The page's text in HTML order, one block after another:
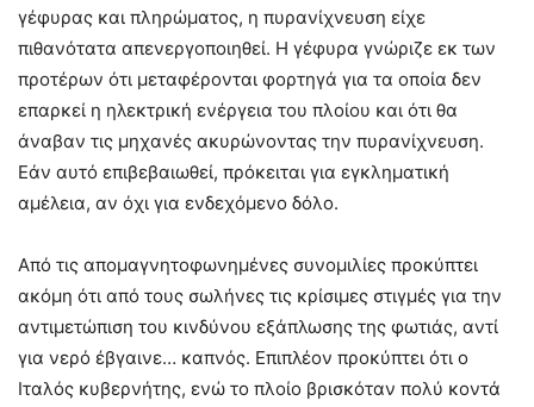
γέφυρας και πληρώματος, η πυρανίχνευση είχε
πιθανότατα απενεργοποιηθεί. Η γέφυρα γνώριζε εκ των
προτέρων ότι μεταφέρονται φορτηγά για τα οποία δεν
επαρκεί η ηλεκτρική ενέργεια του πλοίου και ότι θα
άναβαν τις μηχανές ακυρώνοντας την πυρανίχνευση.
Εάν αυτό επιβεβαιωθεί, πρόκειται για εγκληματική
αμέλεια, αν όχι για ενδεχόμενο δόλο.
Από τις απομαγνητοφωνημένες συνομιλίες προκύπτει
ακόμη ότι από τους σωλήνες τις κρίσιμες στιγμές για την
αντιμετώπιση του κινδύνου εξάπλωσης της φωτιάς, αντί
για νερό έβγαινε… καπνός. Επιπλέον προκύπτει ότι ο
Ιταλός κυβερνήτης, ενώ το πλοίο βρισκόταν πολύ κοντά